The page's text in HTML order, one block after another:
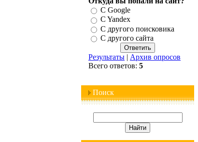
С Google
C Yandex
C другого поисковика
С другого сайта
Результаты | Архив опросов
Всего ответов: 5
Поиск